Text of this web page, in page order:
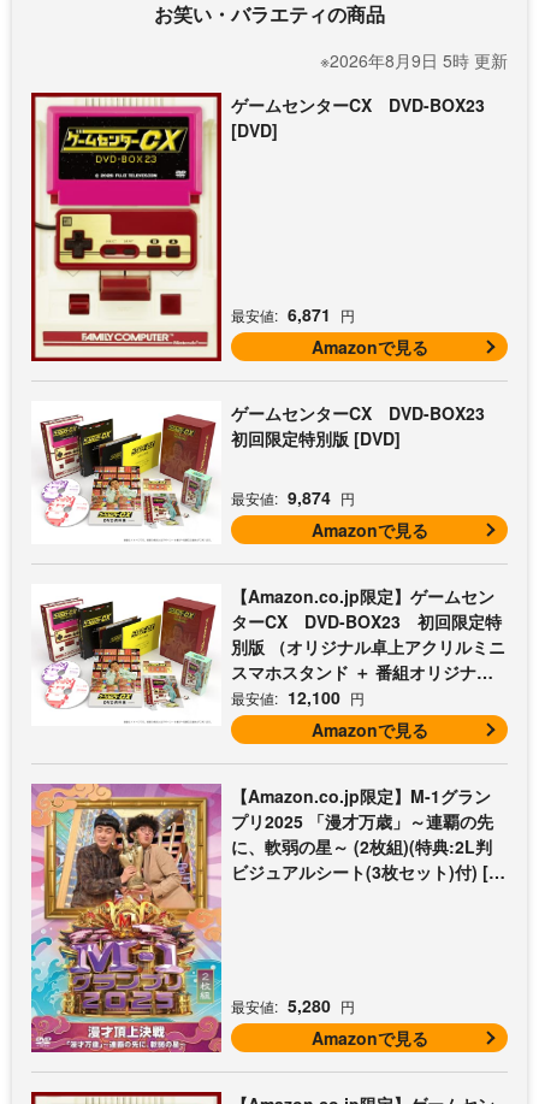
お笑い・バラエティの商品
※2026年8月9日 5時 更新
ゲームセンターCX DVD-BOX23
[DVD]
最安値: 6,871 円
Amazonで見る
ゲームセンターCX DVD-BOX23
初回限定特別版 [DVD]
最安値: 9,874 円
Amazonで見る
【Amazon.co.jp限定】ゲームセン
ターCX DVD-BOX23 初回限定特
別版 （オリジナル卓上アクリルミニ
スマホスタンド ＋ 番組オリジナル
マイクロファイバークロス（オレン
ジ） 付） [DVD]
最安値: 12,100 円
Amazonで見る
【Amazon.co.jp限定】M-1グラン
プリ2025 「漫才万歳」～連覇の先
に、軟弱の星～ (2枚組)(特典:2L判
ビジュアルシート(3枚セット)付) [D
最安値: 5,280 円
Amazonで見る